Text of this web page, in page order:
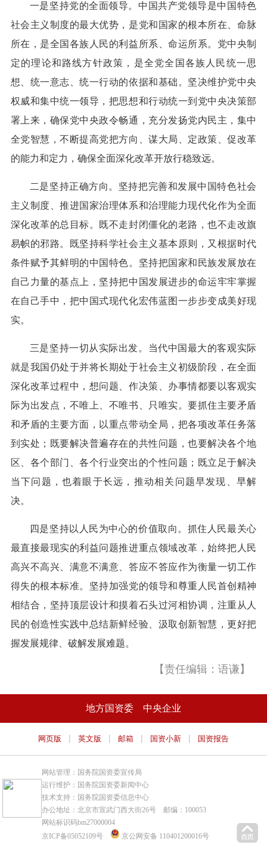
一是坚持党的全面领导。中国共产党领导是中国特色
社会主义制度的最大优势，是党和国家的根本所在、命脉
所在，是全国各族人民的利益所系、命运所系。党中央制
定的理论和路线方针政策，是全党全国各族人民统一思
想、统一意志、统一行动的依据和基础。坚决维护党中央
权威和集中统一领导，把思想和行动统一到党中央决策部
署上来，确保党中央政令畅通，充分发扬党内民主，集中
全党智慧，不断提高党把方向、谋大局、定政策、促改革
的能力和定力，确保全面深化改革开放行稳致远。
二是坚持正确方向。坚持把完善和发展中国特色社会
主义制度、推进国家治理体系和治理能力现代化作为全面
深化改革的总目标。既不走封闭僵化的老路，也不走改旗
易帜的邪路。既坚持科学社会主义基本原则，又根据时代
条件赋予其鲜明的中国特色。坚持把国家和民族发展放在
自己力量的基点上，坚持把中国发展进步的命运牢牢掌握
在自己手中，把中国式现代化宏伟蓝图一步步变成美好现
实。
三是坚持一切从实际出发。当代中国最大的客观实际
就是我国仍处于并将长期处于社会主义初级阶段，在全面
深化改革过程中，想问题、作决策、办事情都要以客观实
际为出发点，不唯上、不唯书、只唯实。要抓住主要矛盾
和矛盾的主要方面，以重点带动全局，把各项改革任务落
到实处；既要解决普遍存在的共性问题，也要解决各个地
区、各个部门、各个行业突出的个性问题；既立足于解决
当下问题，也着眼于长远，推动相关问题早发现、早解
决。
四是坚持以人民为中心的价值取向。抓住人民最关心
最直接最现实的利益问题推进重点领域改革，始终把人民
高兴不高兴、满意不满意、答应不答应作为衡量一切工作
得失的根本标准。坚持加强党的领导和尊重人民首创精神
相结合，坚持顶层设计和摸着石头过河相协调，注重从人
民的创造性实践中总结新鲜经验、汲取创新智慧，更好把
握发展规律、破解发展难题。
【责任编辑：语谦】
地方国资委 中央企业
网页版 | 英文版 | 邮箱 | 国资小新 | 国资报告
网站管理：国务院国资委宣传局
运行维护：国务院国资委新闻中心
技术支持：国务院国资委信息中心
办公地址：北京市宣武门西大街26号 邮编：100053
网站标识码bm27000004
京ICP备05052109号
京公网安备 110401200016号